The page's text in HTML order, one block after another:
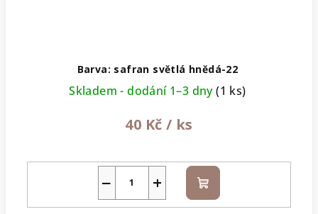
Barva: safran světlá hnědá-22
Skladem - dodání 1–3 dny(1 ks)
40 Kč / ks
+
− Do
košíku